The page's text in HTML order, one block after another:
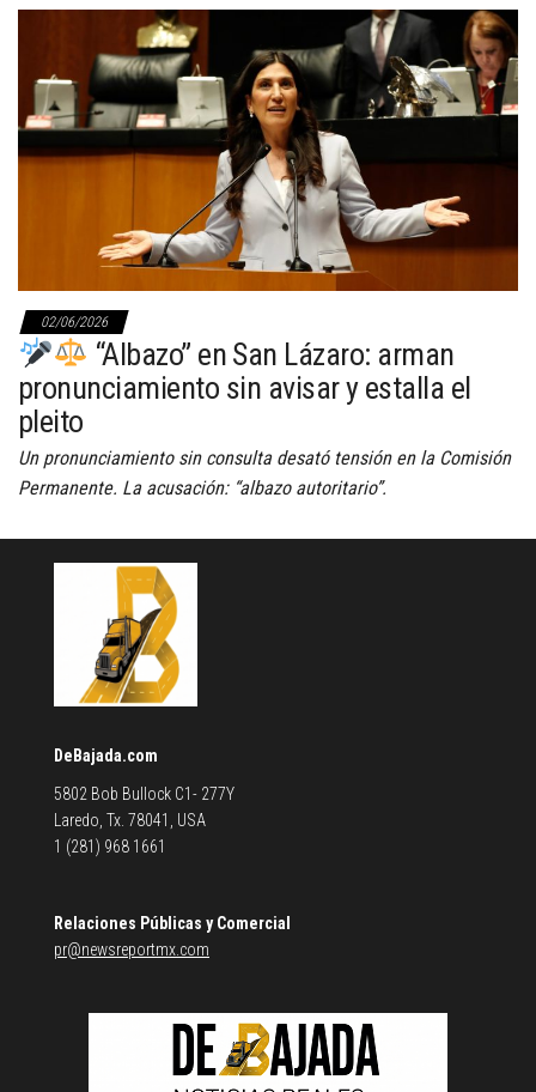
02/06/2026
“Albazo” en San Lázaro: arman
pronunciamiento sin avisar y estalla el
pleito
Un pronunciamiento sin consulta desató tensión en la Comisión
Permanente. La acusación: “albazo autoritario”.
DeBajada.com
5802 Bob Bullock C1- 277Y
Laredo, Tx. 78041, USA
1 (281) 968 1661
Relaciones Públicas y Comercial
pr@newsreportmx.com